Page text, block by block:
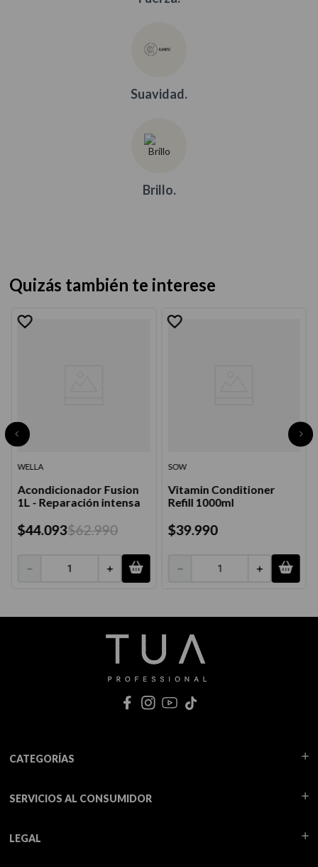
Suavidad.
Brillo.
Quizás también te interese
WELLA
Acondicionador Fusion
1L - Reparación intensa
$44.093$62.990
＋
－
SOW
Vitamin Conditioner
Refill 1000ml
$39.990
＋
－
CATEGORÍAS
SERVICIOS AL CONSUMIDOR
LEGAL